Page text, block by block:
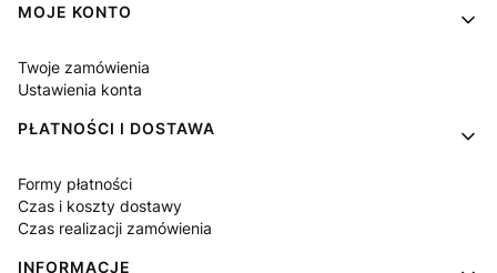
MOJE KONTO
Twoje zamówienia
Ustawienia konta
PŁATNOŚCI I DOSTAWA
Formy płatności
Czas i koszty dostawy
Czas realizacji zamówienia
INFORMACJE